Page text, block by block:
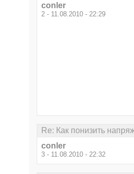
conler
2 - 11.08.2010 - 22:29
Re: Как понизить
conler
3 - 11.08.2010 - 22:32